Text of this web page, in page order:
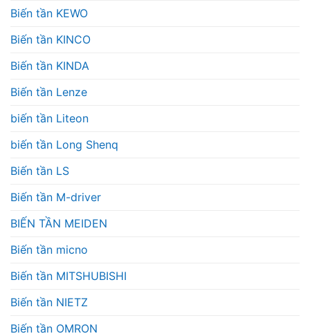
Biến tần KEWO
Biến tần KINCO
Biến tần KINDA
Biến tần Lenze
biến tần Liteon
biến tần Long Shenq
Biến tần LS
Biến tần M-driver
BIẾN TẦN MEIDEN
Biến tần micno
Biến tần MITSHUBISHI
Biến tần NIETZ
Biến tần OMRON